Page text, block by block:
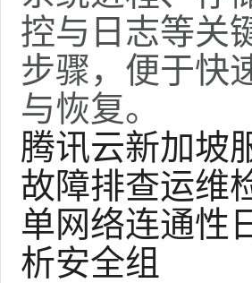
控与日志等关
步骤，便于快
与恢复。
腾讯云新加坡
故障排查运维
单网络连通性
析安全组